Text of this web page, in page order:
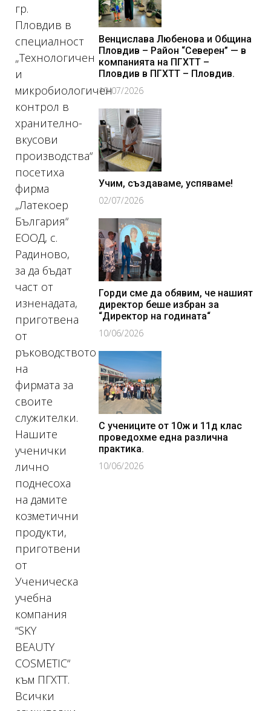
гр.
Пловдив в
специалност
„Технологичен
и
микробиологичен
контрол в
хранително-
вкусови
производства“
посетиха
фирма
„Латекоер
България“
ЕООД, с.
Радиново,
за да бъдат
част от
изненадата,
приготвена
от
ръководството
на
фирмата за
своите
служителки.
Нашите
ученички
лично
поднесоха
на дамите
козметични
продукти,
приготвени
от
Ученическа
учебна
компания
“SKY
BEAUTY
COSMETIC“
към ПГХТТ.
Всички
Венцислава Любенова и Община
Пловдив – Район “Северен” — в
компанията на ПГХТТ –
Пловдив в ПГХТТ – Пловдив.
10/07/2026
Учим, създаваме, успяваме!
02/07/2026
Горди сме да обявим, че нашият
директор беше избран за
“Директор на годината“
10/06/2026
С учениците от 10ж и 11д клас
проведохме една различна
практика.
10/06/2026